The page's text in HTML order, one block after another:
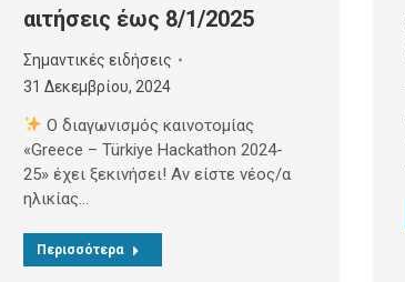
αιτήσεις έως 8/1/2025
Σημαντικές ειδήσεις
31 Δεκεμβρίου, 2024
Ο διαγωνισμός καινοτομίας
«Greece – Türkiye Hackathon 2024-
25» έχει ξεκινήσει! Αν είστε νέος/α
ηλικίας…
Περισσότερα